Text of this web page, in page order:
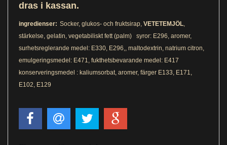
dras i kassan.
ingredienser: Socker, glukos- och fruktsirap, VETETEMJÖL,
stärkelse, gelatin, vegetabiliskt fett (palm) syror: E296, aromer,
surhetsreglerande medel: E330, E296,, maltodextrin, natrium citron,
emulgeringsmedel: E471, fukthetsbevarande medel: E417
konserveringsmedel : kaliumsorbat, aromer, färger E133, E171,
E102, E129